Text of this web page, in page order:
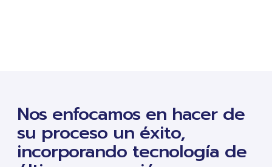
su proceso un éxito,
incorporando tecnología de
última generación.